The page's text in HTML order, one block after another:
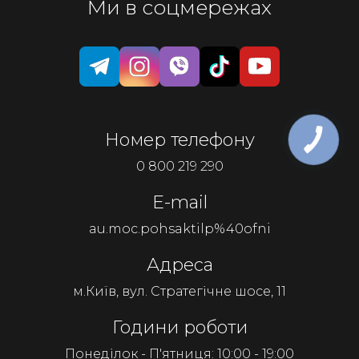
Ми в соцмережах
Номер телефону
0 800 219 290
E-mail
au.moc.pohsaktilp%40ofni
Адреса
м.Київ, вул. Стратегічне шосе, 11
Години роботи
Понеділок - П'ятниця: 10:00 - 19:00